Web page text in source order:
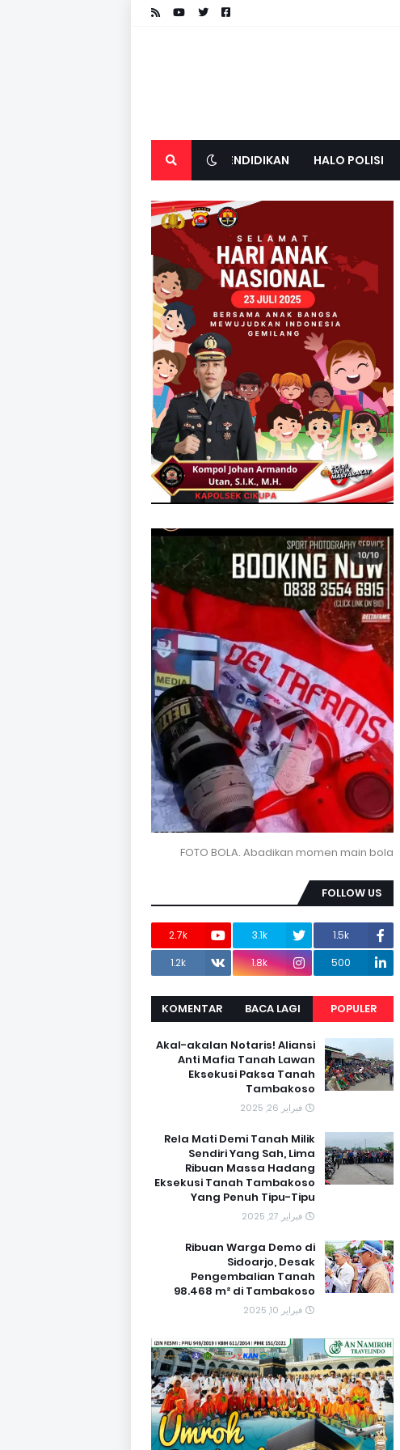
HALO POLISI
PENDIDIKAN
FOTO BOLA. Abadikan momen main bola
FOLLOW US
1.5k
3.1k
2.7k
500
1.8k
1.2k
POPULER
BACA LAGI
KOMENTAR
Akal-akalan Notaris! Aliansi
Anti Mafia Tanah Lawan
Eksekusi Paksa Tanah
Tambakoso
فبراير 26, 2025
Rela Mati Demi Tanah Milik
Sendiri Yang Sah, Lima
Ribuan Massa Hadang
Eksekusi Tanah Tambakoso
Yang Penuh Tipu-Tipu
فبراير 27, 2025
Ribuan Warga Demo di
Sidoarjo, Desak
Pengembalian Tanah
98.468 m² di Tambakoso
فبراير 10, 2025